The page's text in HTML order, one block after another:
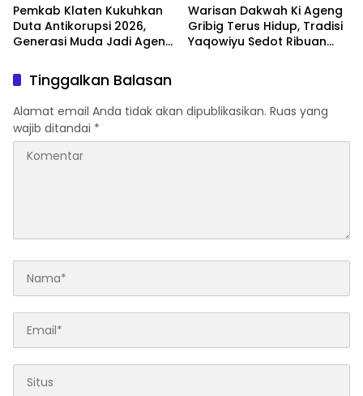
Ketersediaan Stok Darah
Ayolah Mulai
Pemkab Klaten Kukuhkan
Duta Antikorupsi 2026,
Generasi Muda Jadi Agen
Warisan Dakwah Ki Ageng
Gribig Terus Hidup, Tradisi
Yaqowiyu Sedot Ribuan
Tinggalkan Balasan
Alamat email Anda tidak akan dipublikasikan. Ruas yang
wajib ditandai *